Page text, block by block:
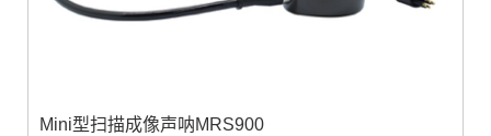
Mini型扫描成像声呐MRS900